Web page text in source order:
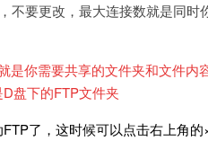
不要更改，最大连接数就是同
是你需要共享的文件夹和文件
盘下的FTP文件夹
了，这时候可以点击右上角